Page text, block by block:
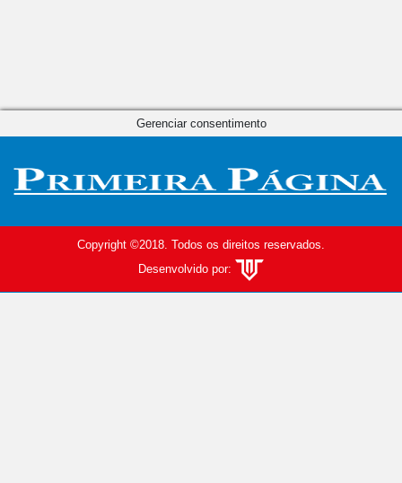
Copyright ©2018. Todos os direitos reservados.
Desenvolvido por:
Gerenciar consentimento